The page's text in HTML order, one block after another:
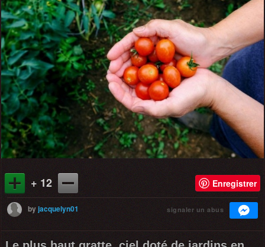
+ 12 Enregistrer
byjacquelyn01 signaler un abus